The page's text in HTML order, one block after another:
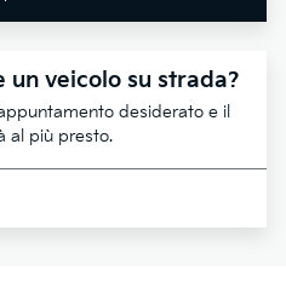
veicolo su strada?
desiderato e il
al più presto.